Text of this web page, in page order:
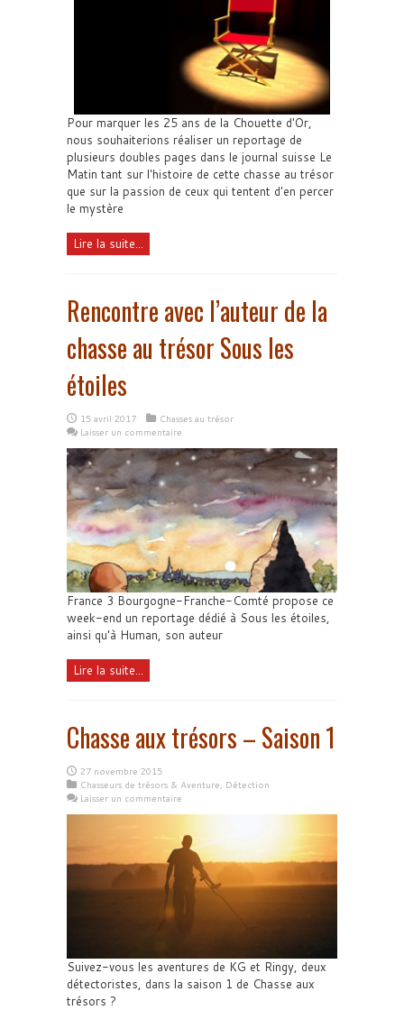
Pour marquer les 25 ans de la Chouette d'Or,
nous souhaiterions réaliser un reportage de
plusieurs doubles pages dans le journal suisse Le
Matin tant sur l'histoire de cette chasse au trésor
que sur la passion de ceux qui tentent d'en percer
le mystère
Lire la suite...
Rencontre avec l’auteur de la
chasse au trésor Sous les
étoiles
15 avril 2017
Chasses au trésor
Laisser un commentaire
France 3 Bourgogne-Franche-Comté propose ce
week-end un reportage dédié à Sous les étoiles,
ainsi qu'à Human, son auteur
Lire la suite...
Chasse aux trésors – Saison 1
27 novembre 2015
Chasseurs de trésors & Aventure, Détection
Laisser un commentaire
Suivez-vous les aventures de KG et Ringy, deux
détectoristes, dans la saison 1 de Chasse aux
trésors ?